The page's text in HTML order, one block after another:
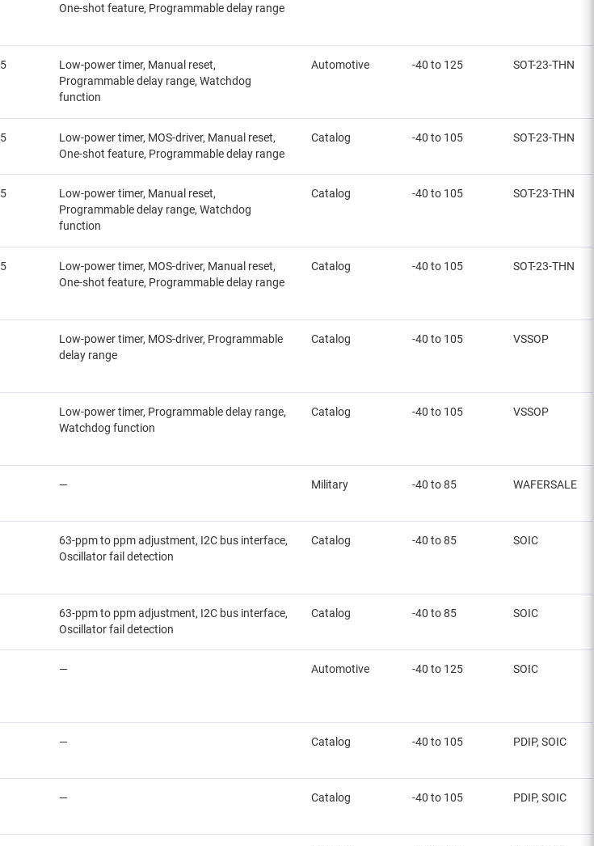
One-shot feature, Programmable delay range
Low-power timer, Manual reset,
Programmable delay range, Watchdog
function
Automotive -40 to 125 SOT-23-THN
Low-power timer, MOS-driver, Manual reset,
One-shot feature, Programmable delay range
Catalog -40 to 105 SOT-23-THN
Low-power timer, Manual reset,
Programmable delay range, Watchdog
function
Catalog -40 to 105 SOT-23-THN
Low-power timer, MOS-driver, Manual reset,
One-shot feature, Programmable delay range
Catalog -40 to 105 SOT-23-THN
Low-power timer, MOS-driver, Programmable
delay range
Catalog -40 to 105 VSSOP
Low-power timer, Programmable delay range,
Watchdog function
Catalog -40 to 105 VSSOP
— Military -40 to 85 WAFERSALE
63-ppm to ppm adjustment, I2C bus interface,
Oscillator fail detection
Catalog -40 to 85 SOIC
63-ppm to ppm adjustment, I2C bus interface,
Oscillator fail detection
Catalog -40 to 85 SOIC
— Automotive -40 to 125 SOIC
— Catalog -40 to 105 PDIP, SOIC
— Catalog -40 to 105 PDIP, SOIC